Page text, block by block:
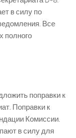
в силу по
Все
полного
поправки к
Поправки к
Комиссии.
в силу для